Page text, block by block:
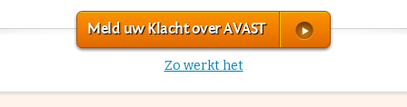
Meld uw Klacht over AVAST
Zo werkt het